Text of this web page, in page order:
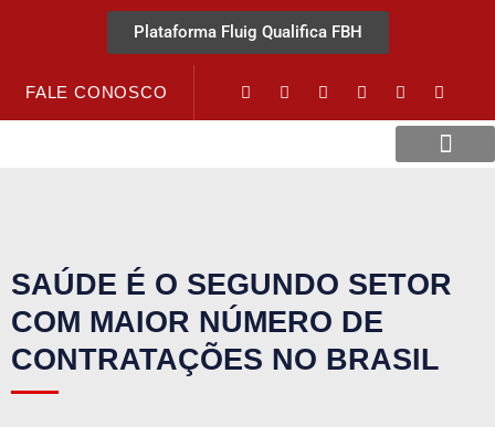
Plataforma Fluig Qualifica FBH
FALE CONOSCO
SAÚDE É O SEGUNDO SETOR
COM MAIOR NÚMERO DE
CONTRATAÇÕES NO BRASIL